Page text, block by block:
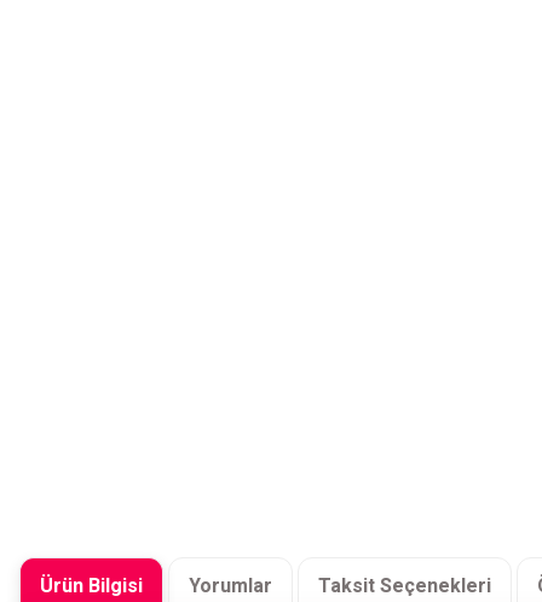
Ürün Bilgisi Yorumlar Taksit Seçenekleri